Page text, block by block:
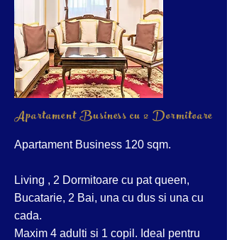
Apartament Business cu 2 Dormitoare
Apartament Business 120 sqm.
Living , 2 Dormitoare cu pat queen,
Bucatarie, 2 Bai, una cu dus si una cu
cada.
Maxim 4 adulti si 1 copil. Ideal pentru